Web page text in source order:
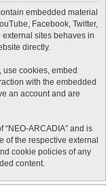
embedded material
Facebook, Twitter,
sites behaves in
directly.
use cookies, embed
with the embedded
an account and are
ARCADIA” and is
of the respective external
cookie policies of any
content.